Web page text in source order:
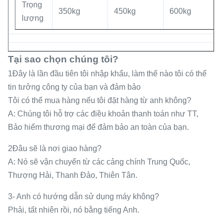
Trọng
lượng
350kg 450kg 600kg
Tại sao chọn chúng tôi?
1Đây là lần đầu tiên tôi nhập khẩu, làm thế nào tôi có thể
tin tưởng công ty của bạn và đảm bảo
Tôi có thể mua hàng nếu tôi đặt hàng từ anh không?
A: Chúng tôi hỗ trợ các điều khoản thanh toán như TT,
Bảo hiểm thương mại để đảm bảo an toàn của bạn.
2Đâu sẽ là nơi giao hàng?
A: Nó sẽ vận chuyển từ các cảng chính Trung Quốc,
Thượng Hải, Thanh Đảo, Thiên Tân.
3- Anh có hướng dẫn sử dụng máy không?
Phải, tất nhiên rồi, nó bằng tiếng Anh.